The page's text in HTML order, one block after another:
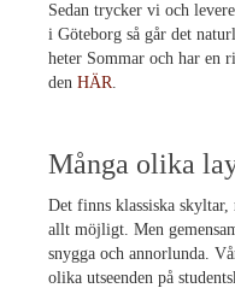
Sedan trycker vi och
i Göteborg så går det
heter Sommar och har en
den HÄR.
Många olika
Det finns klassiska
allt möjligt. Men
snygga och annorlunda.
olika utseenden på